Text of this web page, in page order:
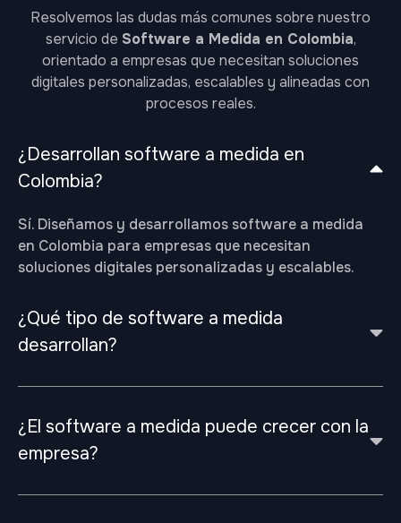
Resolvemos las dudas más comunes sobre nuestro
servicio de Software a Medida en Colombia,
orientado a empresas que necesitan soluciones
digitales personalizadas, escalables y alineadas con
procesos reales.
¿Desarrollan software a medida en
Colombia?
Sí. Diseñamos y desarrollamos software a medida
en Colombia para empresas que necesitan
soluciones digitales personalizadas y escalables.
¿Qué tipo de software a medida
desarrollan?
¿El software a medida puede crecer con la
empresa?